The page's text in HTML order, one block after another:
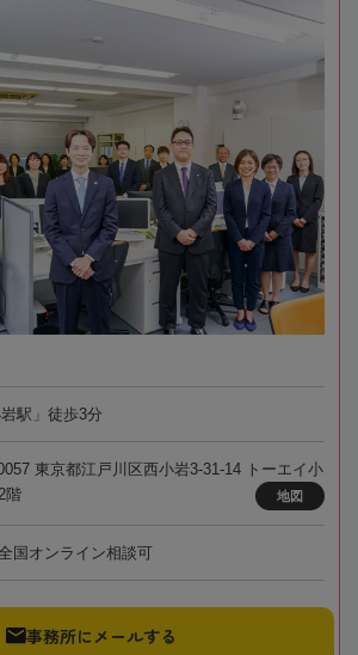
駅」徒歩3分
東京都江戸川区西小岩3-31-14 トーエイ小
階
地図
国オンライン相談可
事務所にメールする